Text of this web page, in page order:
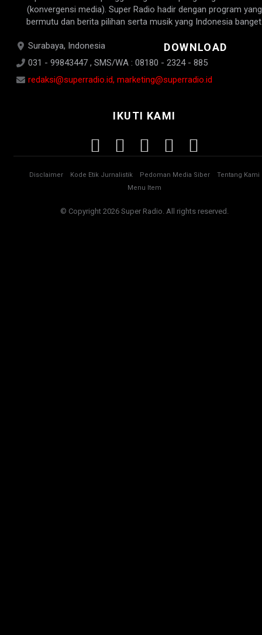
(konvergensi media). Super Radio hadir dengan program yang
bermutu dan berita pilihan serta musik yang Indonesia
Surabaya, Indonesia
031 - 99843447 , SMS/WA : 08180 - 2324 - 885
redaksi@superradio.id, marketing@superradio.id
DOWNLOAD
IKUTI KAMI
Disclaimer Kode Etik Jurnalistik Pedoman Media Siber
Tentang Kami
Menu Item
© Copyright 2026 Super Radio. All rights reserved.